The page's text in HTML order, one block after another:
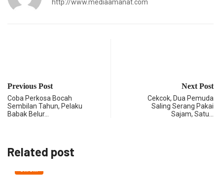
http://www.mediaamanat.com
Previous Post
Coba Perkosa Bocah
Sembilan Tahun, Pelaku
Babak Belur…
Next Post
Cekcok, Dua Pemuda
Saling Serang Pakai
Sajam, Satu…
Related post
UMUM